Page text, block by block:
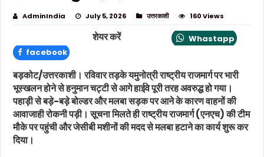
AdminIndia July 5, 2026 उत्तरकाशी 160 Views
शेयर करें
Whastapp
facebook
बड़कोट/उत्तरकाशी। रविवार तड़के यमुनोत्री राष्ट्रीय राजमार्ग पर भारी
भूस्खलन होने से हनुमान चट्टी से आगे हाईवे पूरी तरह अवरुद्ध हो गया।
पहाड़ी से बड़े-बड़े बोल्डर और मलबा सड़क पर आने के कारण वाहनों की
आवाजाही रोकनी पड़ी। सूचना मिलते ही राष्ट्रीय राजमार्ग (एनएच) की टीम
मौके पर पहुंची और जेसीबी मशीनों की मदद से मलबा हटाने का कार्य शुरू कर
दिया।